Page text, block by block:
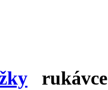
rukávce